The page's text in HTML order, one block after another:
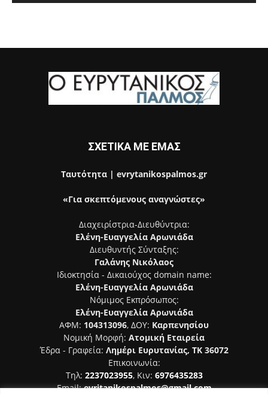
ΣΧΕΤΙΚΑ ΜΕ ΕΜΑΣ
Ταυτότητα | evrytanikospalmos.gr
«Για σκεπτόμενους αναγνώστες»
Διαχειρίστρια-Διευθύντρια:
Ελένη-Ευαγγελία Αρωνιάδα
Διευθυντής Σύνταξης:
Γαλάνης Νικόλαος
Ιδιοκτησία - Δικαιούχος domain name:
Ελένη-Ευαγγελία Αρωνιάδα
Νόμιμος Εκπρόσωπος:
Ελένη-Ευαγγελία Αρωνιάδα
ΑΦΜ: 104313096, ΔΟΥ: Καρπενησίου
Νομική Μορφή: Ατομική Εταιρεία
Έδρα - Γραφεία: Λημέρι Ευρυτανίας, ΤΚ 36072
Επικοινωνία:
Τηλ: 2237023955, Κιν: 6976435283
Email:evritanikospalmos@gmail.com